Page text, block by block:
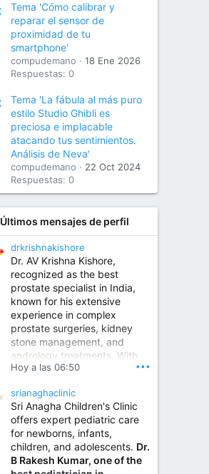
Tema 'Cómo calibrar y
reparar el sensor de
proximidad de tu
smartphone'
compudemano
18 Ene 2026
Respuestas: 0
Tema 'La fábula al más puro
estilo Studio Ghibli es
preciosa e implacable
atacando tus sentimientos.
Análisis de Neva'
compudemano
22 Oct 2024
Respuestas: 0
Últimos mensajes de perfil
drkrishnakishore
Dr. AV Krishna Kishore,
recognized as the best
prostate specialist in India,
known for his extensive
experience in complex
prostate surgeries, kidney
stone management, and
andrology treatments. With
years of surgical practice and
invasive and robotic
techniques.
Best Urologist in Vijayawada | Urology Specialist in Vijayawada
Dr. A. V. Krishna Kishore,
Hoy a las 06:50 •••
srianaghaclinic
Sri Anagha Children's Clinic
offers expert pediatric care
for newborns, infants,
children, and adolescents. Dr.
B Rakesh Kumar, one of the